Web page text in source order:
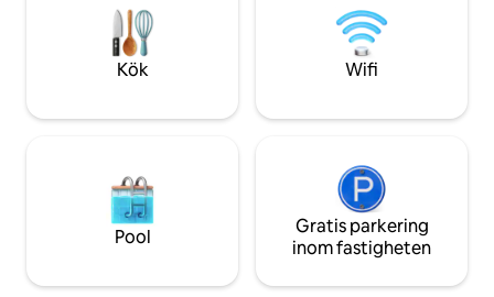
för dig när du anländer. Vi har också
tillhandahållit alla väsentligheter!
och dina vänner
kök. Badrummet
Kök Wifi
Pool
Gratis parkering
inom fastigheten